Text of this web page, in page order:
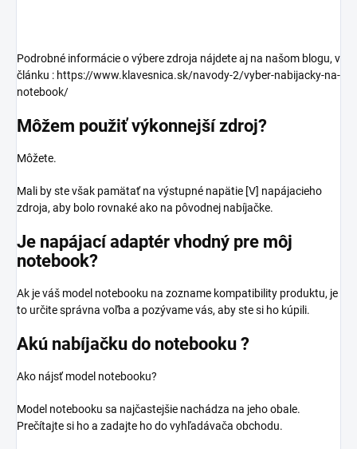
Podrobné informácie o výbere zdroja nájdete aj na našom blogu, v
článku : https://www.klavesnica.sk/navody-2/vyber-nabijacky-na-
notebook/
Môžem použiť výkonnejší zdroj?
Môžete.
Mali by ste však pamätať na výstupné napätie [V] napájacieho
zdroja, aby bolo rovnaké ako na pôvodnej nabíjačke.
Je napájací adaptér vhodný pre môj
notebook?
Ak je váš model notebooku na zozname kompatibility produktu, je
to určite správna voľba a pozývame vás, aby ste si ho kúpili.
Akú nabíjačku do notebooku ?
Ako nájsť model notebooku?
Model notebooku sa najčastejšie nachádza na jeho obale.
Prečítajte si ho a zadajte ho do vyhľadávača obchodu.